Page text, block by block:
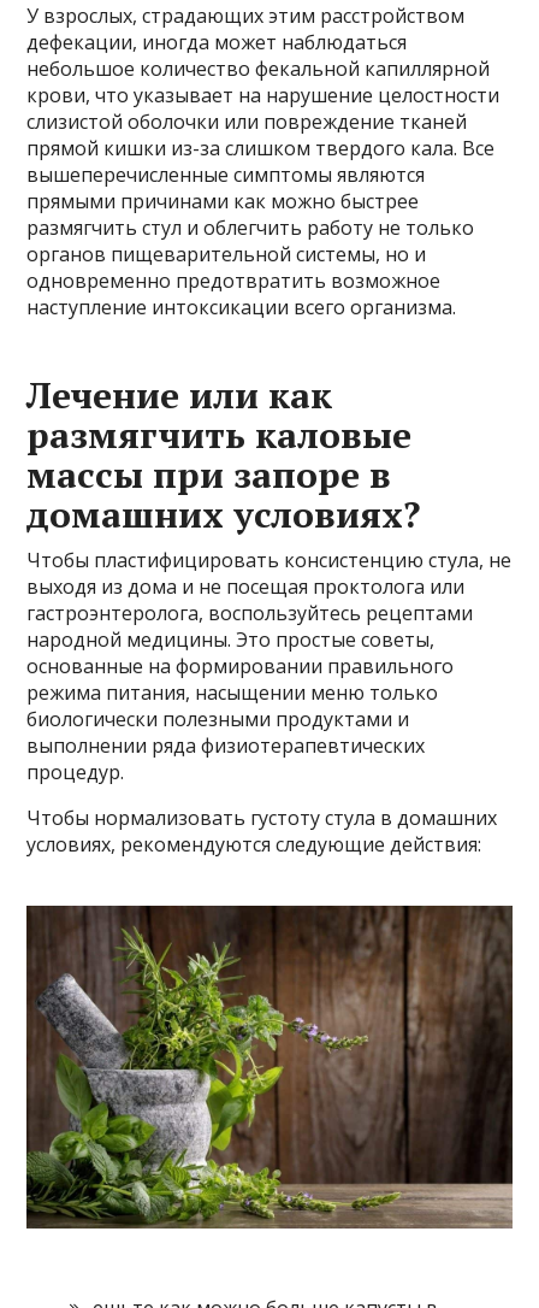
У взрослых, страдающих этим расстройством
дефекации, иногда может наблюдаться
небольшое количество фекальной капиллярной
крови, что указывает на нарушение целостности
слизистой оболочки или повреждение тканей
прямой кишки из-за слишком твердого кала. Все
вышеперечисленные симптомы являются
прямыми причинами как можно быстрее
размягчить стул и облегчить работу не только
органов пищеварительной системы, но и
одновременно предотвратить возможное
наступление интоксикации всего организма.
Лечение или как
размягчить каловые
массы при запоре в
домашних условиях?
Чтобы пластифицировать консистенцию стула, не
выходя из дома и не посещая проктолога или
гастроэнтеролога, воспользуйтесь рецептами
народной медицины. Это простые советы,
основанные на формировании правильного
режима питания, насыщении меню только
биологически полезными продуктами и
выполнении ряда физиотерапевтических
процедур.
Чтобы нормализовать густоту стула в домашних
условиях, рекомендуются следующие действия: